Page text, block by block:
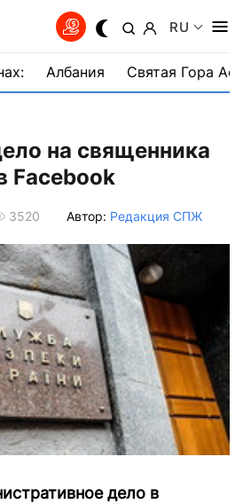
RU
Албания Святая Гора
на священника
Facebook
3520 Автор: Редакция СПЖ
дело в